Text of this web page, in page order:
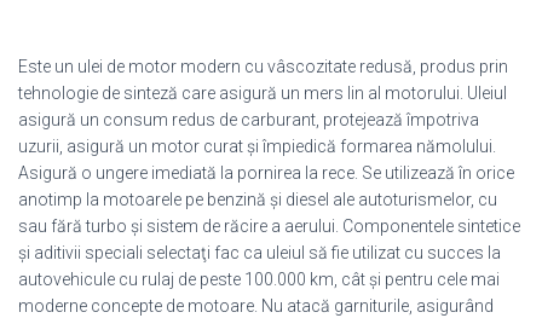
Este un ulei de motor modern cu vâscozitate redusă, produs prin
tehnologie de sinteză care asigură un mers lin al motorului. Uleiul
asigură un consum redus de carburant, protejează împotriva
uzurii, asigură un motor curat şi împiedică formarea nămolului.
Asigură o ungere imediată la pornirea la rece. Se utilizează în orice
anotimp la motoarele pe benzină şi diesel ale autoturismelor, cu
sau fără turbo şi sistem de răcire a aerului. Componentele sintetice
şi aditivii speciali selectaţi fac ca uleiul să fie utilizat cu succes la
autovehicule cu rulaj de peste 100.000 km, cât şi pentru cele mai
moderne concepte de motoare. Nu atacă garniturile, asigurând